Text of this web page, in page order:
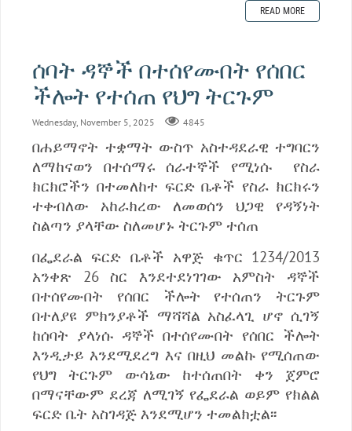
READ MORE
ሰባት ዳኞች በተሰየሙበት የሰበር
ችሎት የተሰጠ የህግ ትርጉም
Wednesday, November 5, 2025 4845
በሐይማኖት ተቋማት ውስጥ አስተዳደራዊ ተግባርን
ለማከናወን በተሰማሩ ሰራተኞች የሚነሱ የስራ
ክርክሮችን በተመለከተ ፍርድ ቤቶች የስራ ክርክሩን
ተቀብለው አከራክረው ለመወሰን ህጋዊ የዳኝነት
ስልጣን ያላቸው ስለመሆኑ ትርጉም ተሰጠ
በፌደራል ፍርድ ቤቶች አዋጅ ቁጥር 1234/2013
አንቀጽ 26 ስር እንደተደነገገው አምስት ዳኞች
በተሰየሙበት የሰበር ችሎት የተሰጠን ትርጉም
በተለያዩ ምክንያቶች ማሻሻል አስፈላጊ ሆኖ ሲገኝ
ከሰባት ያላነሱ ዳኞች በተሰየሙበት የሰበር ችሎት
እንዲታይ እንደሚደረግ እና በዚህ መልኩ የሚሰጠው
የህግ ትርጉም ውሳኔው ከተሰጠበት ቀን ጀምሮ
በማናቸውም ደረጃ ለሚገኝ የፌደራል ወይም የክልል
ፍርድ ቤት አስገዳጅ እንደሚሆን ተመልክቷል፡፡